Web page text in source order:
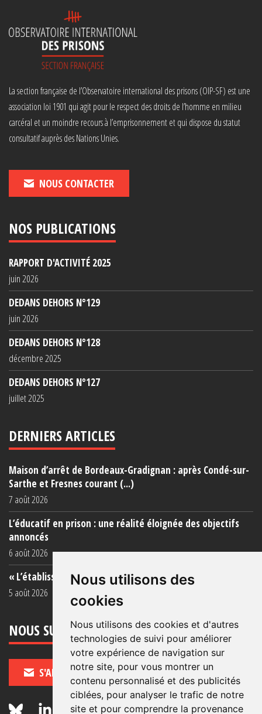
Nous utilisons des
cookies
Nous utilisons des cookies et d'autres
technologies de suivi pour améliorer
votre expérience de navigation sur
notre site, pour vous montrer un
contenu personnalisé et des publicités
ciblées, pour analyser le trafic de notre
site et pour comprendre la provenance
La section française de l’Observatoire international des prisons (OIP-SF) est une
association loi 1901 qui agit pour le respect des droits de l’homme en milieu
carcéral et un moindre recours à l’emprisonnement et qui dispose du statut
consultatif auprès des Nations Unies.
NOUS CONTACTER
NOS PUBLICATIONS
RAPPORT D'ACTIVITÉ 2025
juin 2026
DEDANS DEHORS N°129
juin 2026
DEDANS DEHORS N°128
décembre 2025
DEDANS DEHORS N°127
juillet 2025
DERNIERS ARTICLES
Maison d’arrêt de Bordeaux-Gradignan : après Condé-sur-
Sarthe et Fresnes courant (...)
7 août 2026
L’éducatif en prison : une réalité éloignée des objectifs
annoncés
6 août 2026
« L’établissement est une porcherie totale »
5 août 2026
NOUS SUIVRE
S'ABONNER